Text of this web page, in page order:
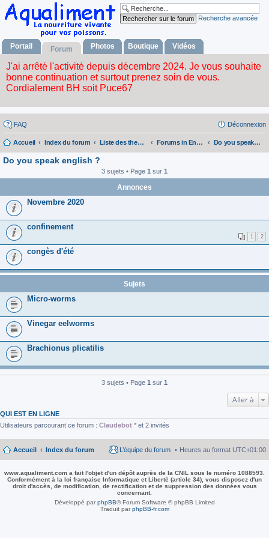
Recherche avancée
Portail Forum Photos Boutique Vidéos
FAQ Déconnexion
Accueil Index du forum Liste des themes Forums in English - Forums en anglais Do you speak english ?
Do you speak english ?
3 sujets • Page 1 sur 1
Annonces
Novembre 2020
confinement
1 2
congès d'été
Sujets
Micro-worms
Vinegar eelworms
Brachionus plicatilis
3 sujets • Page 1 sur 1
Aller à
QUI EST EN LIGNE
Utilisateurs parcourant ce forum : Claudebot * et 2 invités
Accueil Index du forum Heures au format UTC+01:00
L’équipe du forum
www.aqualiment.com a fait l'objet d'un dépôt auprès de la CNIL sous le numéro 1088593.
Conformément à la loi française Informatique et Liberté (article 34), vous disposez d'un
droit d'accès, de modification, de rectification et de suppression des données vous
concernant.
Développé parphpBB® Forum Software © phpBB Limited
Traduit parphpBB-fr.com